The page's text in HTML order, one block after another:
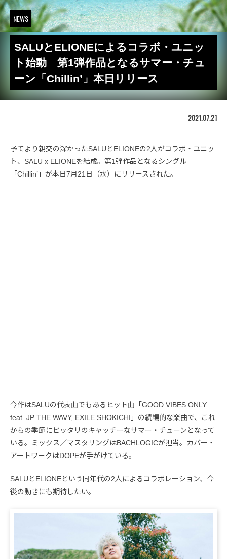
NEWS
SALUとELIONEによるコラボ・ユニッ
ト始動 第1弾作品となるサマー・チュ
ーン「Chillin’」本日リリース
2021.07.21
予てより親交の深かったSALUとELIONEの2人がコラボ・ユニッ
ト、SALU x ELIONEを結成。第1弾作品となるシングル
「Chillin’」が本日7月21日（水）にリリースされた。
今作はSALUの代表曲でもあるヒット曲「GOOD VIBES ONLY
feat. JP THE WAVY, EXILE SHOKICHI」の続編的な楽曲で、これ
からの季節にピッタリのキャッチーなサマー・チューンとなって
いる。ミックス／マスタリングはBACHLOGICが担当。カバー・
アートワークはDOPEが手がけている。
SALUとELIONEという同年代の2人によるコラボレーション、今
後の動きにも期待したい。